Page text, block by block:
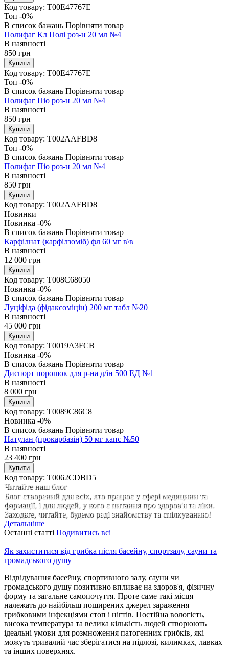
Код товару: T00E47767E
Топ -0%
В список бажань Порівняти товар
Полифаг Кл Полі роз-н 20 мл №4
В наявності
850 грн
Купити
Код товару: T00E47767E
Топ -0%
В список бажань Порівняти товар
Полифаг Піо роз-н 20 мл №4
В наявності
850 грн
Купити
Код товару: T002AAFBD8
Топ -0%
В список бажань Порівняти товар
Полифаг Піо роз-н 20 мл №4
В наявності
850 грн
Купити
Код товару: T002AAFBD8
Новинки
Новинка -0%
В список бажань Порівняти товар
Карфілнат (карфілзоміб) фл 60 мг в\в
В наявності
12 000 грн
Купити
Код товару: T008C68050
Новинка -0%
В список бажань Порівняти товар
Луціфіда (фідаксоміцін) 200 мг табл №20
В наявності
45 000 грн
Купити
Код товару: T0019A3FCB
Новинка -0%
В список бажань Порівняти товар
Диспорт порошок для р-на д/ін 500 ЕД №1
В наявності
8 000 грн
Купити
Код товару: T0089C86C8
Новинка -0%
В список бажань Порівняти товар
Натулан (прокарбазін) 50 мг капс №50
В наявності
23 400 грн
Купити
Код товару: T0062CDBD5
Читайте наш блог
Блог створений для всіх, хто працює у сфері медицини та
фармації, і для людей, у кого є питання про здоров'я та ліки.
Заходьте, читайте, будемо раді знайомству та спілкуванню!
Детальніше
Останні статті Подивитись всі
Як захиститися від грибка після басейну, спортзалу, сауни та
громадського душу
Відвідування басейну, спортивного залу, сауни чи
громадського душу позитивно впливає на здоров'я, фізичну
форму та загальне самопочуття. Проте саме такі місця
належать до найбільш поширених джерел зараження
грибковими інфекціями стоп і нігтів. Постійна вологість,
висока температура та велика кількість людей створюють
ідеальні умови для розмноження патогенних грибків, які
можуть тривалий час зберігатися на підлозі, килимках, лавках
та інших поверхнях.